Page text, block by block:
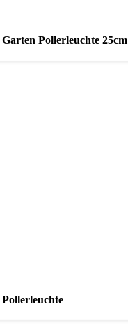
Pollerleuchte 25cm